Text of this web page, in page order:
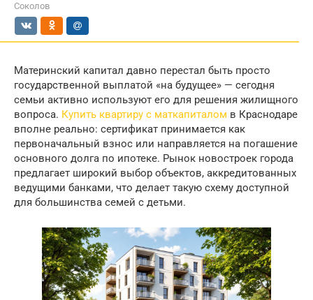
Соколов
Материнский капитал давно перестал быть просто
государственной выплатой «на будущее» — сегодня
семьи активно используют его для решения жилищного
вопроса. Купить квартиру с маткапиталом в Краснодаре
вполне реально: сертификат принимается как
первоначальный взнос или направляется на погашение
основного долга по ипотеке. Рынок новостроек города
предлагает широкий выбор объектов, аккредитованных
ведущими банками, что делает такую схему доступной
для большинства семей с детьми.